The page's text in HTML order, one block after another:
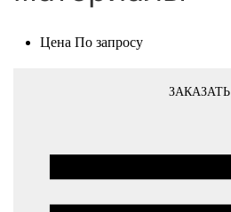
Цена По запросу
ЗАКАЗАТЬ